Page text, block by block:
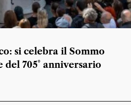
si celebra il Sommo
del 705° anniversario